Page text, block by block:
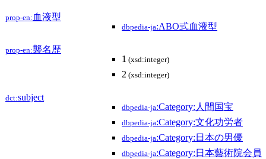
prop-en: 血液型
dbpedia-ja:ABO式血液型
prop-en:襲名歴
1 (xsd:integer)
2 (xsd:integer)
dct:subject
dbpedia-ja:Category:人間国宝
dbpedia-ja:Category:文化功労者
dbpedia-ja:Category:日本の男優
dbpedia-ja:Category:日本藝術院会員